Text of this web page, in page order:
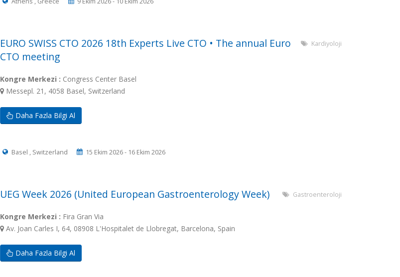
Kardiyoloji
EURO SWISS CTO 2026 18th Experts Live CTO • The annual Euro
CTO meeting
Kongre Merkezi : Congress Center Basel
Messepl. 21, 4058 Basel, Switzerland
Daha Fazla Bilgi Al
Basel , Switzerland 15 Ekim 2026 - 16 Ekim 2026
Gastroenteroloji
UEG Week 2026 (United European Gastroenterology Week)
Kongre Merkezi : Fira Gran Via
Av. Joan Carles I, 64, 08908 L'Hospitalet de Llobregat, Barcelona, Spain
Daha Fazla Bilgi Al